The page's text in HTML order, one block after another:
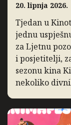
20. lipnja 2026.
Tjedan u
jednu
za Ljetnu
i posjetitelji,
sezonu kina
nekoliko
godine
posebice